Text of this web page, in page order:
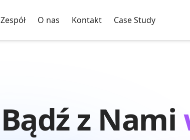
Zespół O nas Kontakt Case Study
Bądź z Nami